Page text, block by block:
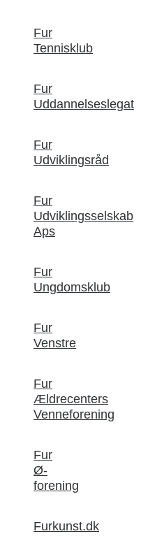
Fur
Tennisklub
Fur
Uddannelseslegat
Fur
Udviklingsråd
Fur
Udviklingsselskab
Aps
Fur
Ungdomsklub
Fur
Venstre
Fur
Ældrecenters
Venneforening
Fur
Ø-
forening
Furkunst.dk